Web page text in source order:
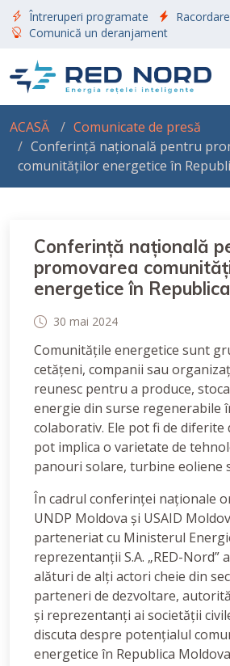
Întreruperi programate
Comunică un deranjament
ACASĂ
Comunicate de presă
Conferință națională pentru
comunităților energetice în
Conferință națională
promovarea
energetice în
30 mai 2024
Comunitățile energetice sunt
cetățeni, companii sau
reunesc pentru a produce,
energie din surse regenerabile
colaborativ. Ele pot fi de diferite
pot implica o varietate de
panouri solare, turbine eoliene
În cadrul conferinței naționale
UNDP Moldova și USAID
parteneriat cu Ministerul
reprezentanții S.A. „RED-Nord”
alături de alți actori cheie din
parteneri de dezvoltare,
și reprezentanți ai societății
discuta despre potențialul
energetice în Republica